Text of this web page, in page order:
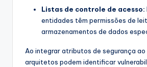
Listas de controle de acesso:
entidades têm permissões de
armazenamentos de dados
Ao integrar atributos de segurança ao
arquitetos podem identificar